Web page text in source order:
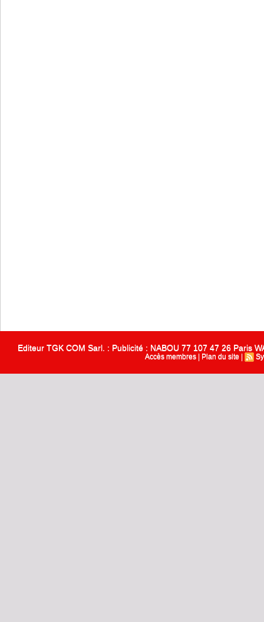
Editeur TGK COM Sarl. : Publicité : NABOU 77 107 47 26 Paris
Accès membres Plan du site